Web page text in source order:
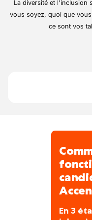
région, sous la
d’équipe
La diversité et l'inclusion
vous soyez, quoi que
ce sont vos
En 3